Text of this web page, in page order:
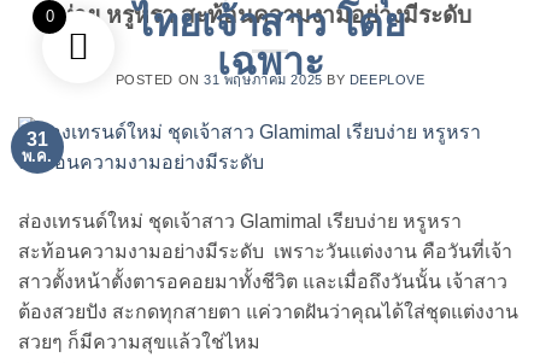
ง่าย หรูหรา สะท้อนความงามอย่างมีระดับ
POSTED ON31 พฤษภาคม 2025 BY DEEPLOVE
31
พ.ค.
ส่องเทรนด์ใหม่ ชุดเจ้าสาว Glamimal เรียบง่าย หรูหรา
สะท้อนความงามอย่างมีระดับ เพราะวันแต่งงาน คือวันที่เจ้า
สาวตั้งหน้าตั้งตารอคอยมาทั้งชีวิต และเมื่อถึงวันนั้น เจ้าสาว
ต้องสวยปัง สะกดทุกสายตา แค่วาดฝันว่าคุณได้ใส่ชุดแต่งงาน
สวยๆ ก็มีความสุขแล้วใช่ไหม
0